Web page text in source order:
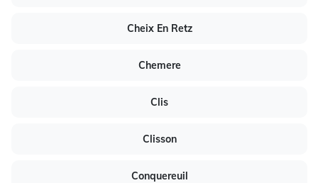
Cheix En Retz
Chemere
Clis
Clisson
Conquereuil